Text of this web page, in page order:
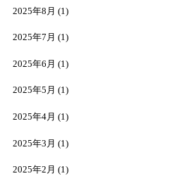
2025年8月 (1)
2025年7月 (1)
2025年6月 (1)
2025年5月 (1)
2025年4月 (1)
2025年3月 (1)
2025年2月 (1)